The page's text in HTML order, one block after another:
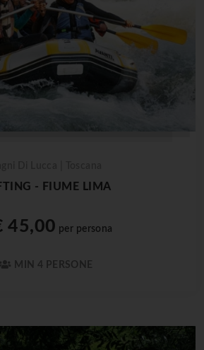
- FIUME LIMA
45,00 per persona
MIN 4 PERSONE